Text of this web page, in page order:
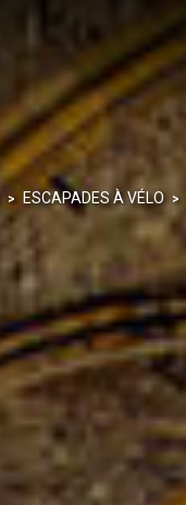
> ESCAPADES À VÉLO >